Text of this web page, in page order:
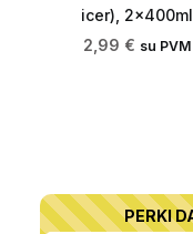
icer), 2x400ml
2,99 € su PVM
PERKI